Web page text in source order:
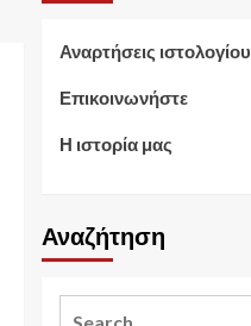
Αναρτήσεις ιστολογίου
Επικοινωνήστε
Η ιστορία μας
Αναζήτηση